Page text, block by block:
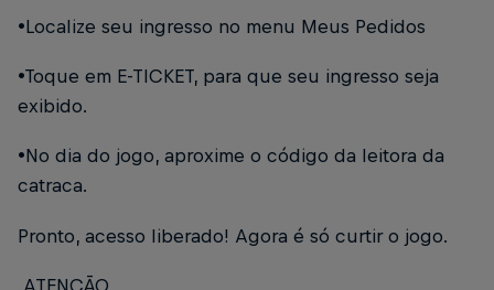
•Localize seu ingresso no menu Meus Pedidos
•Toque em E-TICKET, para que seu ingresso seja
exibido.
•No dia do jogo, aproxime o código da leitora da
catraca.
Pronto, acesso liberado! Agora é só curtir o jogo.
ATENÇÃO